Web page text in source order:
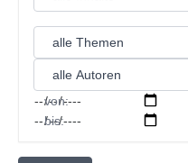
von:
bis: